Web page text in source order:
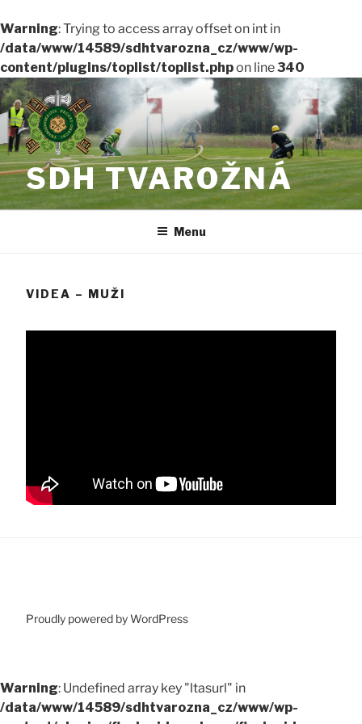
Warning: Trying to access array offset on int in
/data/www/14589/sdhtvarozna_cz/www/wp-
content/plugins/toplist/toplist.phpon line340
Přejít
k
obsahu
webu
SDH TVAROŽNÁ
Menu
VIDEA – MUŽI
Proudly powered by WordPress
Warning: Undefined array key "ltasurl" in
/data/www/14589/sdhtvarozna_cz/www/wp-